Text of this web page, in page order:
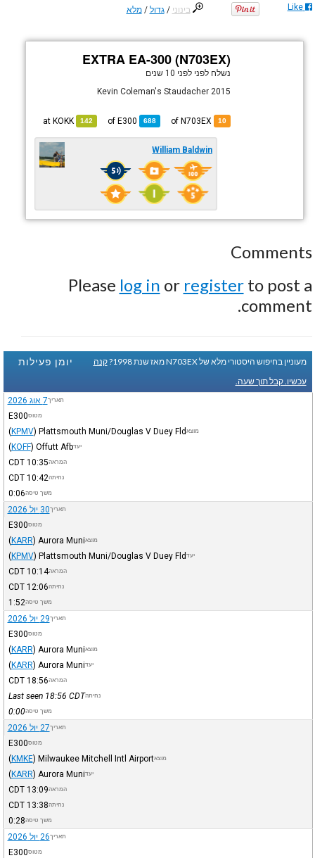
בינוני /גדול /מלא Like
EXTRA EA-300 (N703EX)
נשלח לפני לפני 10 שנים
Kevin Coleman's Staudacher 2015
10
688
E300
142
KOKK
William Baldwin
Comments
Please log in or registerto post a
comment.
יומן פעילות מעוניין בחיפוש היסטורי מלא של N703EX מאז שנת 1998?
קנה
עכשיו. קבל תוך שעה.
תאריך7 אוג 2026
מטוסE300
מוצא Plattsmouth Muni/Douglas V Duey Fld
(KPMV)
יעדOffutt Afb
(KOFF)
המראה10:35
CDT
נחיתה10:42
CDT
משך טיסה0:06
תאריך30 יול 2026
מטוסE300
מוצאAurora Muni
(KARR)
יעד Plattsmouth Muni/Douglas V Duey Fld
(KPMV)
המראה10:14
CDT
נחיתה12:06
CDT
משך טיסה1:52
תאריך29 יול 2026
מטוסE300
מוצאAurora Muni
(KARR)
יעדAurora Muni
(KARR)
המראה18:56
CDT
נחיתה Last seen 18:56 CDT
משך טיסה0:00
תאריך27 יול 2026
מטוסE300
מוצאMilwaukee Mitchell Intl Airport
(KMKE)
יעדAurora Muni
(KARR)
המראה13:09
CDT
נחיתה13:38
CDT
משך טיסה0:28
תאריך26 יול 2026
מטוסE300